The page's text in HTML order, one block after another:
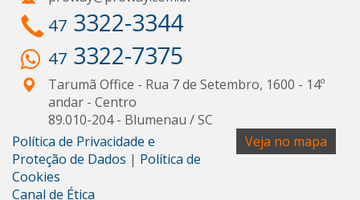
47 3322-3344
47 3322-7375
Tarumã Office - Rua 7 de Setembro, 1600 - 14º
andar - Centro
89.010-204- Blumenau /SC
Veja no mapa
Política de Privacidade e
Proteção de Dados | Política de
Cookies
Canal de Ética